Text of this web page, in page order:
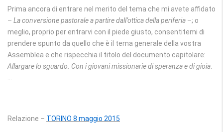
Prima ancora di entrare nel merito del tema che mi avete affidato
– La conversione pastorale a partire dall’ottica della periferia –; o
meglio, proprio per entrarvi con il piede giusto, consentitemi di
prendere spunto da quello che è il tema generale della vostra
Assemblea e che rispecchia il titolo del documento capitolare:
Allargare lo sguardo. Con i giovani missionarie di speranza e di gioia
Relazione – TORINO 8 maggio 2015